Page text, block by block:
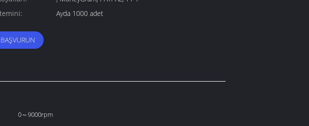
Ayda 1000 adet
0～9000rpm